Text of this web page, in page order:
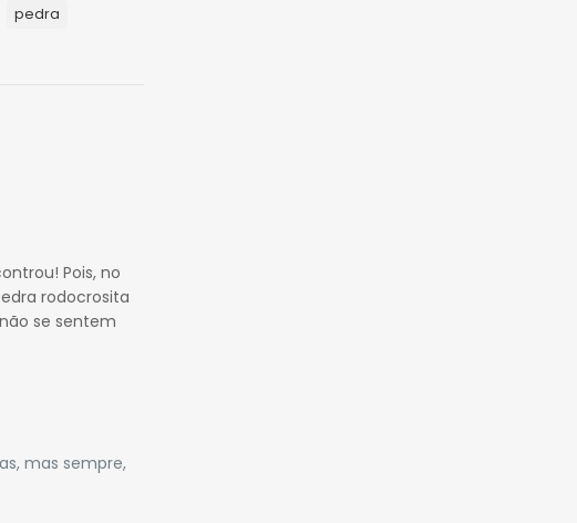
pedra
Pois, no
rodocrosita
se sentem
mas sempre,